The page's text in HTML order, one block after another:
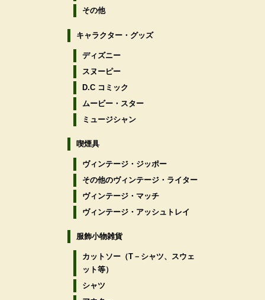
その他
キャラクター・グッズ
ディズニー
スヌーピー
D.C コミック
ムービー・スター
ミュージシャン
喫煙具
ヴィンテージ・ジッポー
その他のヴィンテージ・ライター
ヴィンテージ・マッチ
ヴィンテージ・アッシュトレイ
服飾小物雑貨
カットソー（T－シャツ、スウェ
ット等）
シャツ